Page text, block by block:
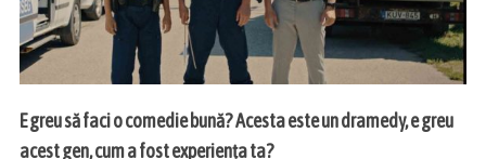
E greu să faci o comedie bună? Acesta este un dramedy, e greu
acest gen, cum a fost experiența ta?
: